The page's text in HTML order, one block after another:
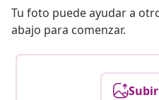
Tu foto puede ayudar a
abajo para comenzar.